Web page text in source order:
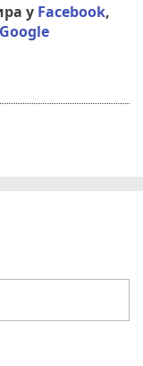
у Facebook,
Google